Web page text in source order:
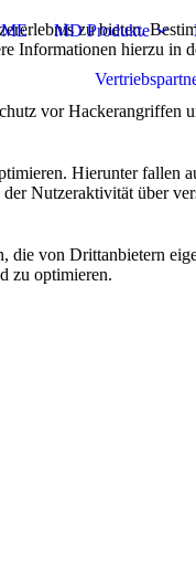
MD Produkte
zu bieten.
Informationen hierzu in
vor Hackerangriffen
Hierunter
Nutzeraktivität über
die von Drittanbietern
zu optimieren.